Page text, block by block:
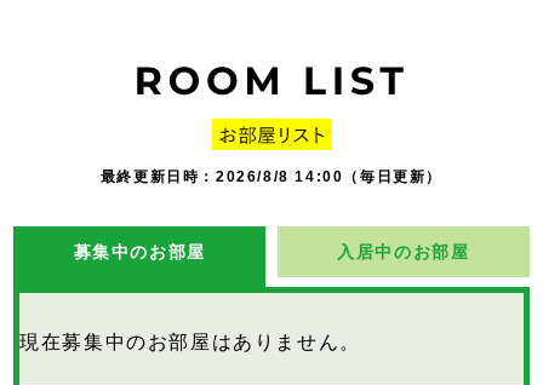
最終更新日時：2026/8/8 14:00（毎日更新）
募集中のお部屋 入居中のお部屋
現在募集中のお部屋はありません。